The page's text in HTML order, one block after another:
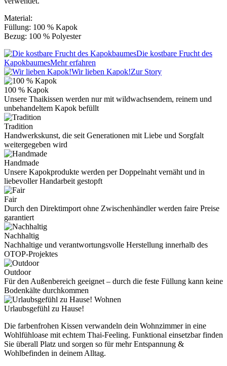
Material:
Füllung: 100 % Kapok
Bezug: 100 % Polyester
Die kostbare Frucht des
KapokbaumesMehr erfahren
Wir lieben Kapok!Zur Story
100 % Kapok
Unsere Thaikissen werden nur mit wildwachsendem, reinem und
unbehandeltem Kapok befüllt
Tradition
Handwerkskunst, die seit Generationen mit Liebe und Sorgfalt
weitergegeben wird
Handmade
Unsere Kapokprodukte werden per Doppelnaht vernäht und in
liebevoller Handarbeit gestopft
Fair
Durch den Direktimport ohne Zwischenhändler werden faire Preise
garantiert
Nachhaltig
Nachhaltige und verantwortungsvolle Herstellung innerhalb des
OTOP-Projektes
Outdoor
Für den Außenbereich geeignet – durch die feste Füllung kann keine
Bodenkälte durchkommen
Wohnen
Urlaubsgefühl zu Hause!
Die farbenfrohen Kissen verwandeln dein Wohnzimmer in eine
Wohlfühloase mit echtem Thai-Feeling. Funktional einsetzbar finden
Sie überall Platz und sorgen so für mehr Entspannung &
Wohlbefinden in deinem Alltag.